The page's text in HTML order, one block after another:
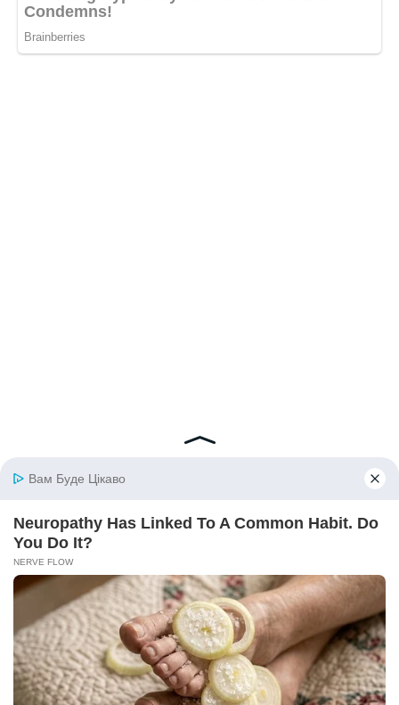
© 2026 iBilingua
Політика конфіденційності та умови користування
сайтом (Privacy Policy)